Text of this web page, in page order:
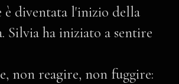
è diventata l'inizio della
Silvia ha iniziato a sentire
non reagire, non fuggire: